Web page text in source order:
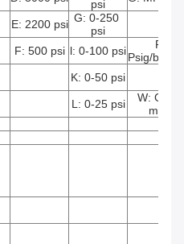
psi
E: 2200 psi G: 0-250
psi
F: 500 psi l: 0-100 psi
P:
Psig/
K: 0-50 psi
L: 0-25 psi
W: Geen
maat